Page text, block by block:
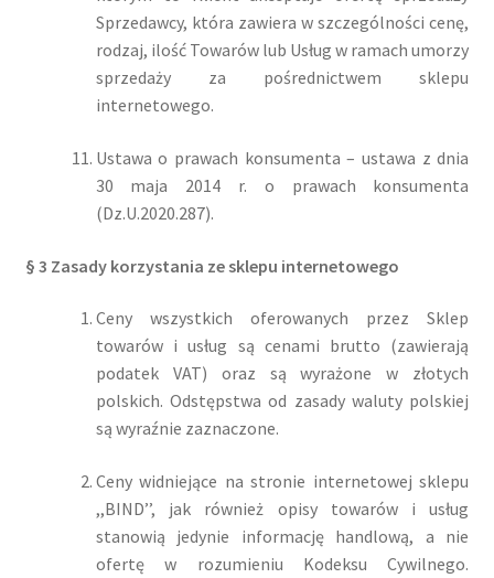
Sprzedawcy, która zawiera w szczególności cenę,
rodzaj, ilość Towarów lub Usług w ramach umorzy
sprzedaży za pośrednictwem sklepu
internetowego.
Ustawa o prawach konsumenta – ustawa z dnia
30 maja 2014 r. o prawach konsumenta
(Dz.U.2020.287).
§ 3 Zasady korzystania ze sklepu internetowego
Ceny wszystkich oferowanych przez Sklep
towarów i usług są cenami brutto (zawierają
podatek VAT) oraz są wyrażone w złotych
polskich. Odstępstwa od zasady waluty polskiej
są wyraźnie zaznaczone.
Ceny widniejące na stronie internetowej sklepu
,,BIND’’, jak również opisy towarów i usług
stanowią jedynie informację handlową, a nie
ofertę w rozumieniu Kodeksu Cywilnego.